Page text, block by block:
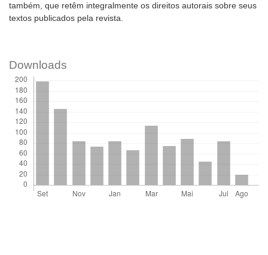
também, que retêm integralmente os direitos autorais sobre seus
textos publicados pela revista.
Downloads